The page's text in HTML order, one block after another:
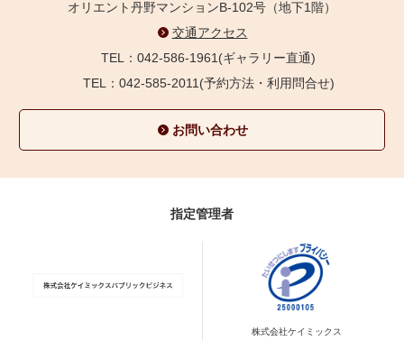
オリエント丹野マンションB-102号（地下1階）
交通アクセス
TEL：042-586-1961(ギャラリー直通)
TEL：042-585-2011(予約方法・利用問合せ)
お問い合わせ
指定管理者
株式会社ケイミックス